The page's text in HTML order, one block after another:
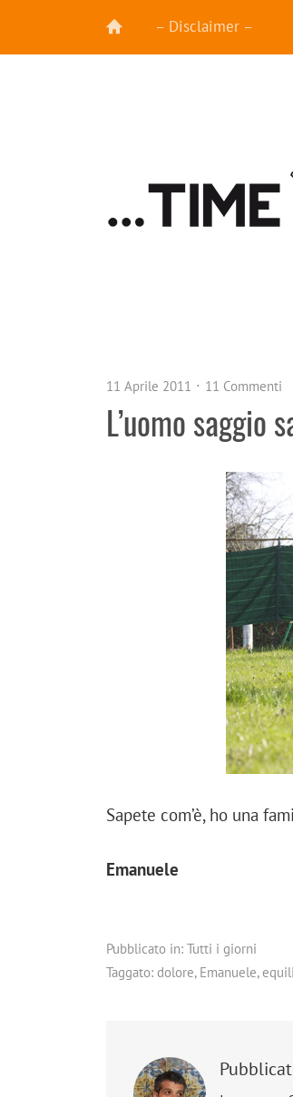
– Disclaimer –
11 Aprile 2011 11 Commenti
L’uomo saggio
Sapete com’è, ho una
Emanuele
Pubblicato in: Tutti i giorni
Taggato: dolore, Emanuele,